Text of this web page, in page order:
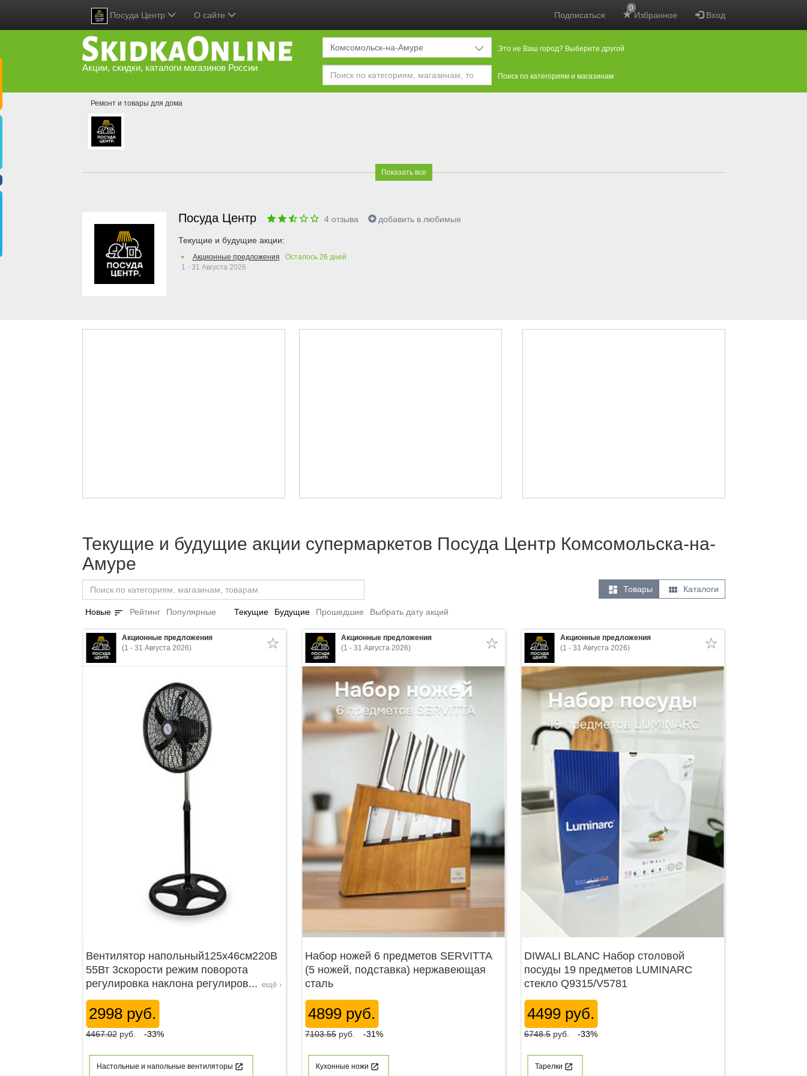
Подписаться Избранное
0
Вход
Посуда Центр О сайте
Акции, скидки, каталоги магазинов России
Комсомольск-на-Амуре Это не Ваш город? Выберите другой
Поиск по категориям и магазинам
Ремонт и товары для дома
Показать все
Посуда Центр 4отзыва добавить в любимые
Текущие и будущие акции:
Акционные предложения Осталось 26 дней
1 - 31 Августа 2026
Текущие и будущие акции супермаркетов Посуда Центр Комсомольска-на-
Амуре
 Товары  Каталоги
Новые sort Рейтинг Популярные Текущие Будущие Прошедшие Выбрать дату акций
Акционные предложения
(1 - 31 Августа 2026)
Вентилятор напольный125х46см220В
55Вт 3скорости режим поворота
регулировка наклона регулиров... ещё ›
2998 руб.
4467.02 руб. -33%
Настольные и напольные вентиляторы
Акционные предложения
(1 - 31 Августа 2026)
Набор ножей 6 предметов SERVITTA
(5 ножей, подставка) нержавеющая
сталь
4899 руб.
7103.55 руб. -31%
Кухонные ножи
Акционные предложения
(1 - 31 Августа 2026)
DIWALI BLANC Набор столовой
посуды 19 предметов LUMINARC
стекло Q9315/V5781
4499 руб.
6748.5 руб. -33%
Тарелки